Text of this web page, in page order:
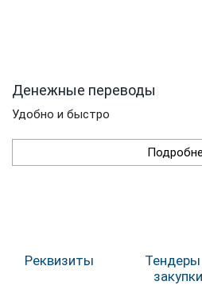
Денежные переводы
Удобно и быстро
Реквизиты
Тендеры
закупки